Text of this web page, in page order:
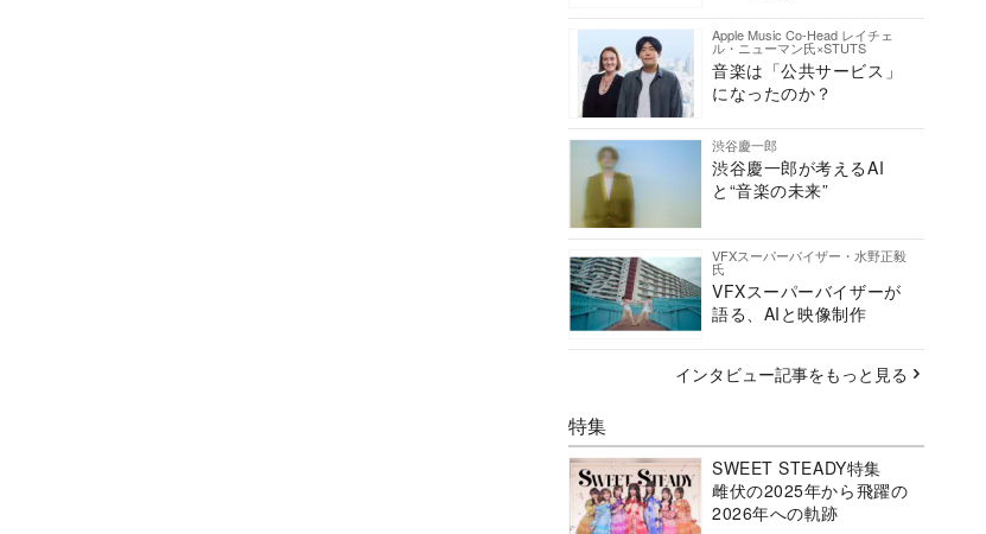
Apple Music Co-Head レイチェ
ル・ニューマン氏×STUTS
音楽は「公共サービス」
になったのか？
渋谷慶一郎
渋谷慶一郎が考えるAI
と“音楽の未来”
VFXスーパーバイザー・水野正毅
氏
VFXスーパーバイザーが
語る、AIと映像制作
インタビュー記事をもっと見る
特集
SWEET STEADY特集
雌伏の2025年から飛躍の
2026年への軌跡